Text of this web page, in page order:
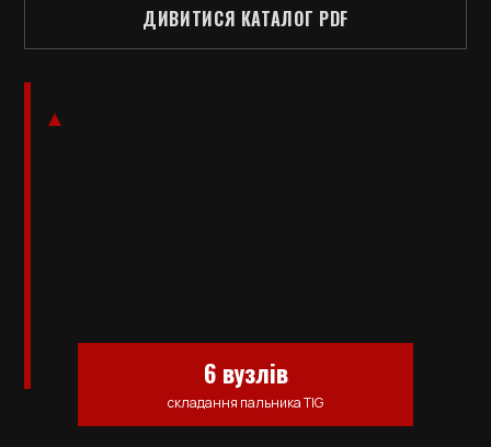
ДИВИТИСЯ КАТАЛОГ PDF
6 вузлів
складання пальника TIG